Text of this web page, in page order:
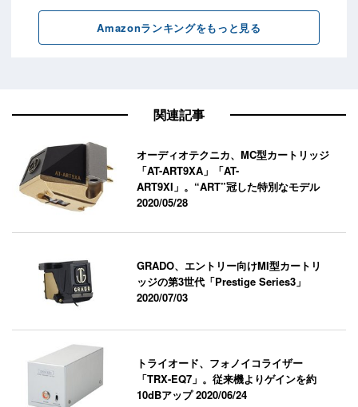
関連記事
オーディオテクニカ、MC型カートリッジ
「AT-ART9XA」「AT-
ART9XI」。“ART”冠した特別なモデル
2020/05/28
GRADO、エントリー向けMI型カートリ
ッジの第3世代「Prestige Series3」
2020/07/03
トライオード、フォノイコライザー
「TRX-EQ7」。従来機よりゲインを約
10dBアップ2020/06/24